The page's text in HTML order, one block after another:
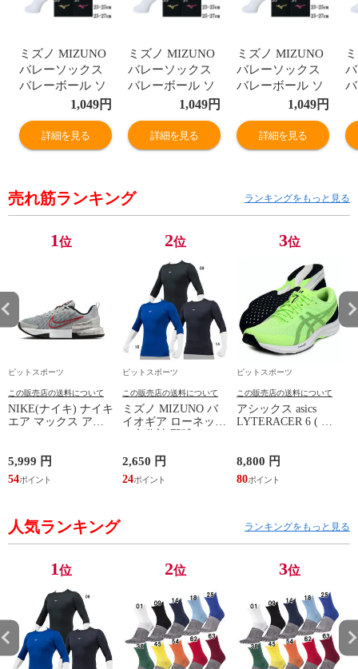
ミズノ MIZUNO
バレーソックス
バレーボール ソ
18SS(V2MX8009)
1,049円
詳細を見る
ミズノ MIZUNO
バレーソックス
バレーボール ソ
18SS(V2MX8009)
1,049円
詳細を見る
ミズノ MIZUNO
バレーソックス
バレーボール ソ
18SS(V2MX8009)
1,049円
詳細を見る
売れ筋ランキング ランキングをもっと見る
1位
ピットスポーツ
この販売店の送料について
NIKE(ナイキ) ナイキ
エア マックス アル
ファ トレーナー 6 マ
トレーニングシュー
ズ FQ1833011
5,999 円
54
2位
ピットスポーツ
この販売店の送料について
ミズノ MIZUNO バ
イオギア ローネック
／七分袖 野球 ウェ
習 インナー 吸汗速
乾 ストレッチ
24SS(12JABC21)
2,650 円
24
3位
ピットスポーツ
この販売店の送料について
アシックス asics
LYTERACER 6 ( ラ
(1011B971-300)
8,800 円
80
人気ランキング ランキングをもっと見る
1位 2位 3位